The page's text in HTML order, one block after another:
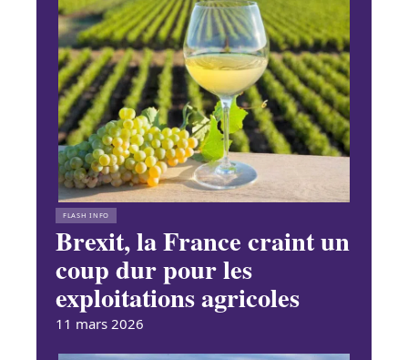
FLASH INFO
Brexit, la France craint un
coup dur pour les
exploitations agricoles
11 mars 2026